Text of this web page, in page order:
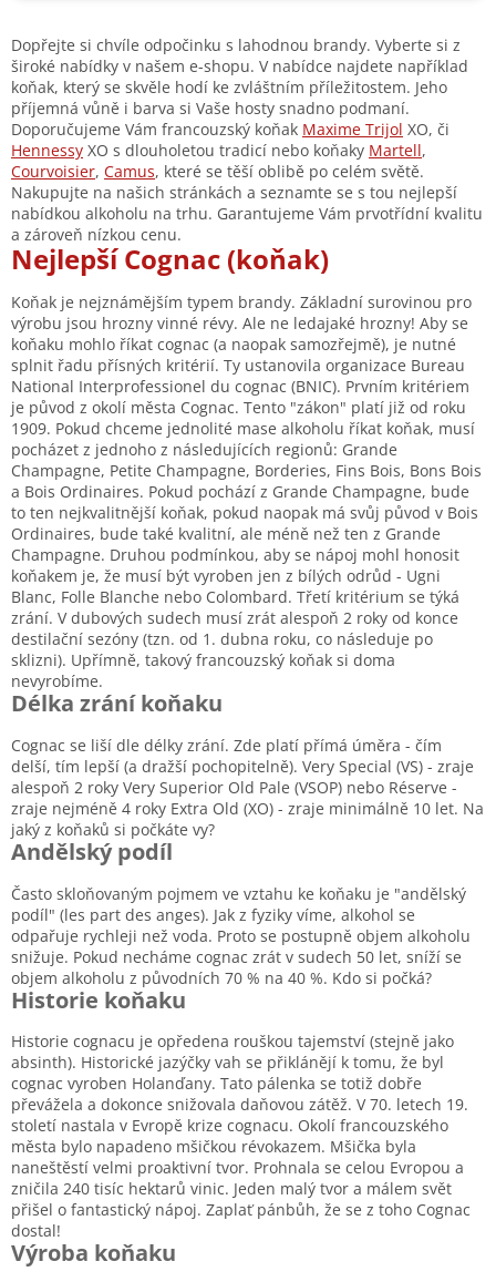
u
Dopřejte si chvíle odpočinku s lahodnou brandy. Vyberte si z
široké nabídky v našem e-shopu. V nabídce najdete například
koňak, který se skvěle hodí ke zvláštním příležitostem. Jeho
příjemná vůně i barva si Vaše hosty snadno podmaní.
Doporučujeme Vám francouzský koňak Maxime Trijol XO, či
Hennessy XO s dlouholetou tradicí nebo koňaky Martell,
Courvoisier, Camus, které se těší oblibě po celém světě.
Nakupujte na našich stránkách a seznamte se s tou nejlepší
nabídkou alkoholu na trhu. Garantujeme Vám prvotřídní kvalitu
a zároveň nízkou cenu.
Nejlepší Cognac (koňak)
Koňak je nejznámějším typem brandy. Základní surovinou pro
výrobu jsou hrozny vinné révy. Ale ne ledajaké hrozny! Aby se
koňaku mohlo říkat cognac (a naopak samozřejmě), je nutné
splnit řadu přísných kritérií. Ty ustanovila organizace Bureau
National Interprofessionel du cognac (BNIC). Prvním kritériem
je původ z okolí města Cognac. Tento "zákon" platí již od roku
1909. Pokud chceme jednolité mase alkoholu říkat koňak, musí
pocházet z jednoho z následujících regionů: Grande
Champagne, Petite Champagne, Borderies, Fins Bois, Bons Bois
a Bois Ordinaires. Pokud pochází z Grande Champagne, bude
to ten nejkvalitnější koňak, pokud naopak má svůj původ v Bois
Ordinaires, bude také kvalitní, ale méně než ten z Grande
Champagne. Druhou podmínkou, aby se nápoj mohl honosit
koňakem je, že musí být vyroben jen z bílých odrůd - Ugni
Blanc, Folle Blanche nebo Colombard. Třetí kritérium se týká
zrání. V dubových sudech musí zrát alespoň 2 roky od konce
destilační sezóny (tzn. od 1. dubna roku, co následuje po
sklizni). Upřímně, takový francouzský koňak si doma
nevyrobíme.
Délka zrání koňaku
Cognac se liší dle délky zrání. Zde platí přímá úměra - čím
delší, tím lepší (a dražší pochopitelně). Very Special (VS) - zraje
alespoň 2 roky Very Superior Old Pale (VSOP) nebo Réserve -
zraje nejméně 4 roky Extra Old (XO) - zraje minimálně 10 let. Na
jaký z koňaků si počkáte vy?
Andělský podíl
Často skloňovaným pojmem ve vztahu ke koňaku je "andělský
podíl" (les part des anges). Jak z fyziky víme, alkohol se
odpařuje rychleji než voda. Proto se postupně objem alkoholu
snižuje. Pokud necháme cognac zrát v sudech 50 let, sníží se
objem alkoholu z původních 70 % na 40 %. Kdo si počká?
Historie koňaku
Historie cognacu je opředena rouškou tajemství (stejně jako
absinth). Historické jazýčky vah se přiklánějí k tomu, že byl
cognac vyroben Holanďany. Tato pálenka se totiž dobře
převážela a dokonce snižovala daňovou zátěž. V 70. letech 19.
století nastala v Evropě krize cognacu. Okolí francouzského
města bylo napadeno mšičkou révokazem. Mšička byla
naneštěstí velmi proaktivní tvor. Prohnala se celou Evropou a
zničila 240 tisíc hektarů vinic. Jeden malý tvor a málem svět
přišel o fantastický nápoj. Zaplať pánbůh, že se z toho Cognac
dostal!
Výroba koňaku